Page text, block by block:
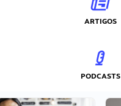
ARTIGOS
PODCASTS